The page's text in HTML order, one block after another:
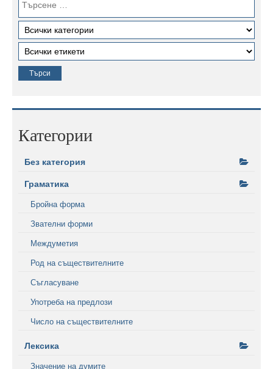
Категории
Без категория
Граматика
Бройна форма
Звателни форми
Междуметия
Род на съществителните
Съгласуване
Употреба на предлози
Число на съществителните
Лексика
Значение на думите